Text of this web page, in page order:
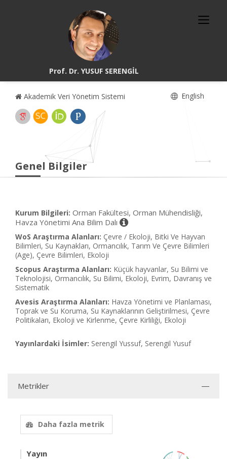
Prof. Dr. YUSUF SERENGİL
Akademik Veri Yönetim Sistemi English
Genel Bilgiler
Kurum Bilgileri: Orman Fakültesi, Orman Mühendisliği,
Havza Yönetimi Ana Bilim Dalı
WoS Araştırma Alanları: Çevre / Ekoloji, Bitki Ve Hayvan
Bilimleri, Su Kaynakları, Ormancılık, Tarım Ve Çevre Bilimleri
(Age), Çevre Bilimleri, Ekoloji
Scopus Araştırma Alanları: Küçük hayvanlar, Su Bilimi ve
Teknolojisi, Ormancılık, Su Bilimi, Ekoloji, Evrim, Davranış ve
Sistematik
Avesis Araştırma Alanları: Havza Yönetimi ve Planlaması,
Toprak ve Su Koruma, Su Kaynaklarının Geliştirilmesi, Çevre
Politikaları, Ekoloji ve Kirlenme, Çevre Kirliliği, Ekoloji
Yayınlardaki İsimler: Serengil Yussuf, Serengil Yusuf
Metrikler
Daha fazla metrik
Yayın